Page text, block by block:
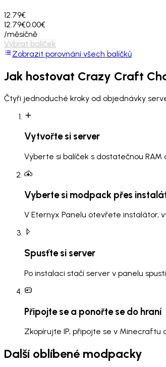
12.79€
12.79€0.00€
/měsíčně
Vybrat balíček
Zobrazit porovnání všech balíčků
Jak hostovat Crazy Craft
Čtyři jednoduché kroky od objednávky
Vytvořte si server
Vyberte si balíček s dostatečnou
Vyberte si modpack přes
V Eternyx Panelu otevřete instalátor,
Spusťte si server
Po instalaci stačí server v panelu
Připojte se a ponořte se do hraní
Zkopírujte IP, připojte se v
Další oblíbené modpacky